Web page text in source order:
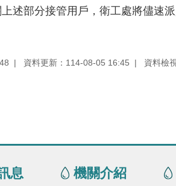
述部分接管用戶，衛工處將儘速
資料更新：114-08-05 16:45 資料檢
息 機關介紹